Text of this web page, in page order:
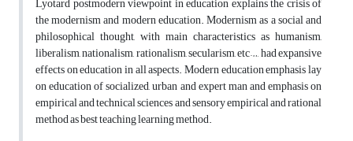
the modernism and modern education. Modernism as a social and
philosophical thought, with main characteristics as humanism,
liberalism, nationalism, rationalism, secularism, etc…, had expansive
effects on education in all aspects. Modern education emphasis lay
on education of socialized, urban and expert man and emphasis on
empirical and technical sciences and sensory empirical and rational
method as best teaching learning method.